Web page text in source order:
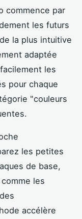
commence par
les futurs
la plus intuitive
adaptée
les
pour chaque
"couleurs
les petites
de base,
les
accélère